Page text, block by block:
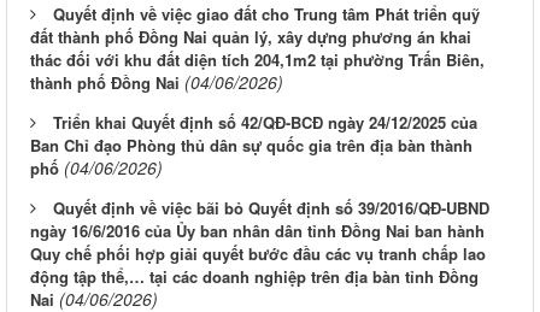
Quyết định về việc giao đất cho Trung tâm Phát triển quỹ
đất thành phố Đồng Nai quản lý, xây dựng phương án khai
thác đối với khu đất diện tích 204,1m2 tại phường Trấn Biên,
thành phố Đồng Nai (04/06/2026)
Triển khai Quyết định số 42/QĐ-BCĐ ngày 24/12/2025 của
Ban Chỉ đạo Phòng thủ dân sự quốc gia trên địa bàn thành
phố (04/06/2026)
Quyết định về việc bãi bỏ Quyết định số 39/2016/QĐ-UBND
ngày 16/6/2016 của Ủy ban nhân dân tỉnh Đồng Nai ban hành
Quy chế phối hợp giải quyết bước đầu các vụ tranh chấp lao
động tập thể,… tại các doanh nghiệp trên địa bàn tỉnh Đồng
Nai (04/06/2026)